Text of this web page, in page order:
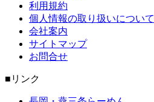
利用規約
個人情報の取り扱いについて
会社案内
サイトマップ
お問合せ
■リンク